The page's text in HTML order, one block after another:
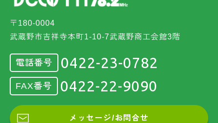
〒180-0004
武蔵野市吉祥寺本町1-10-7武蔵野商工会館3階
電話番号 0422-23-0782
FAX番号 0422-22-9090
メッセージ/お問合せ